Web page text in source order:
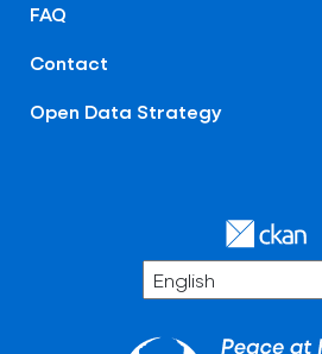
FAQ
Contact
Open Data Strategy